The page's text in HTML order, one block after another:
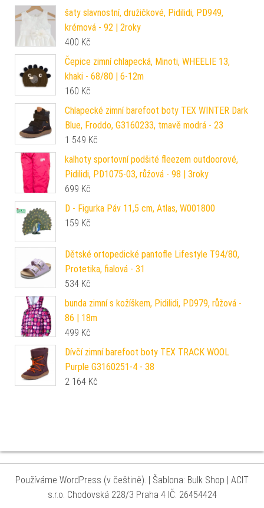
šaty slavnostní, družičkové, Pidilidi, PD949,
krémová - 92 | 2roky
400 Kč
Čepice zimní chlapecká, Minoti, WHEELIE 13,
khaki - 68/80 | 6-12m
160 Kč
Chlapecké zimní barefoot boty TEX WINTER Dark
Blue, Froddo, G3160233, tmavě modrá - 23
1 549 Kč
kalhoty sportovní podšité fleezem outdoorové,
Pidilidi, PD1075-03, růžová - 98 | 3roky
699 Kč
D - Figurka Páv 11,5 cm, Atlas, W001800
159 Kč
Dětské ortopedické pantofle Lifestyle T94/80,
Protetika, fialová - 31
534 Kč
bunda zimní s kožíškem, Pidilidi, PD979, růžová -
86 | 18m
499 Kč
Dívčí zimní barefoot boty TEX TRACK WOOL
Purple G3160251-4 - 38
2 164 Kč
Používáme WordPress (v češtině). Šablona: Bulk Shop
| ACIT
s.r.o. Chodovská 228/3 Praha 4 IČ: 26454424